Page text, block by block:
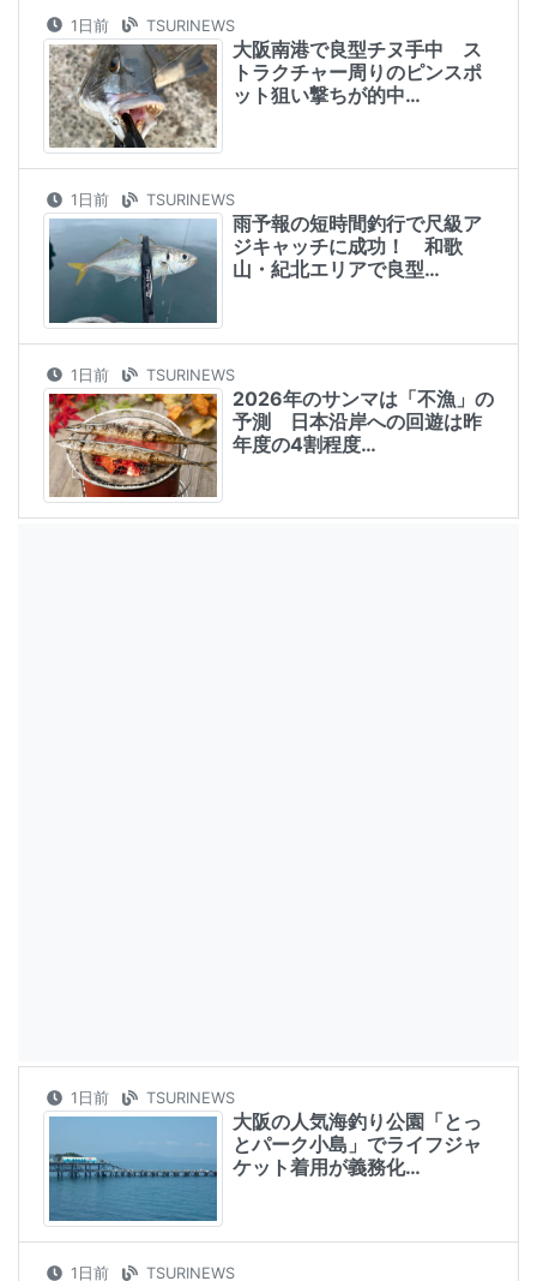
1日前 TSURINEWS
大阪南港で良型チヌ手中 ス
トラクチャー周りのピンスポ
ット狙い撃ちが的中…
1日前 TSURINEWS
雨予報の短時間釣行で尺級ア
ジキャッチに成功！ 和歌
山・紀北エリアで良型…
1日前 TSURINEWS
2026年のサンマは「不漁」の
予測 日本沿岸への回遊は昨
年度の4割程度…
1日前 TSURINEWS
大阪の人気海釣り公園「とっ
とパーク小島」でライフジャ
ケット着用が義務化…
1日前 TSURINEWS